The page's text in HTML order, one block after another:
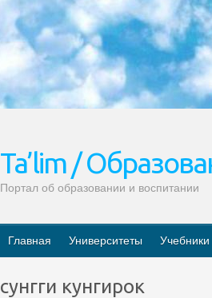
Ta’lim /
Портал об образовании и воспитании
Главная Университеты Учебники
сунгги кунгирок